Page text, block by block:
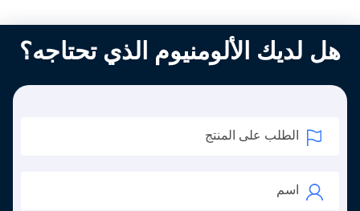
هل لديك الألومنيوم الذي تحتاجه؟